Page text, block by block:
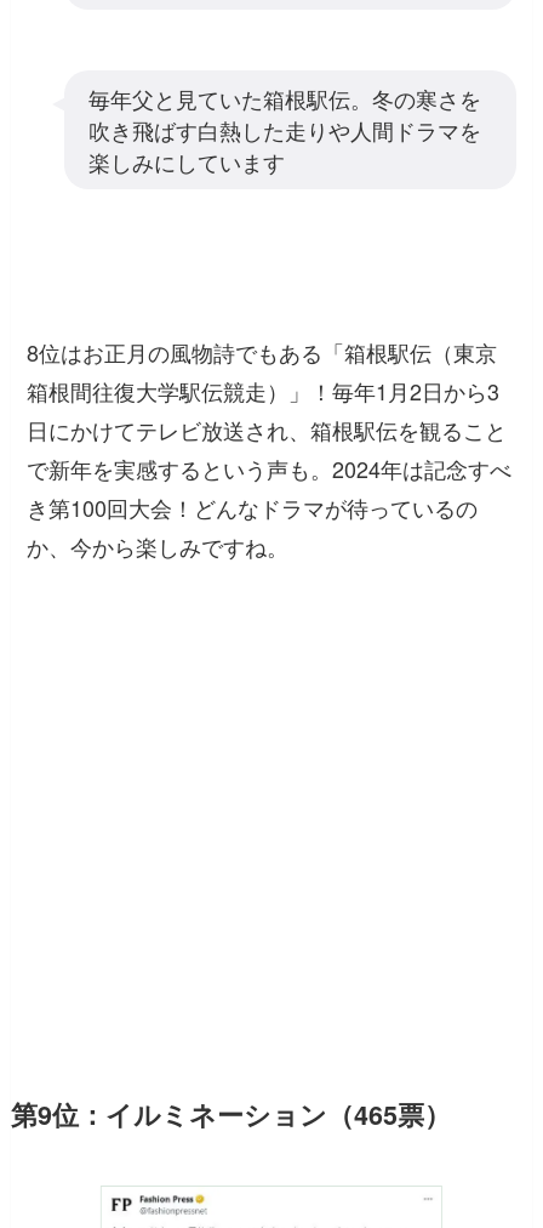
毎年父と見ていた箱根駅伝。冬の寒さを
吹き飛ばす白熱した走りや人間ドラマを
楽しみにしています
8位はお正月の風物詩でもある「箱根駅伝（東京
箱根間往復大学駅伝競走）」！毎年1月2日から3
日にかけてテレビ放送され、箱根駅伝を観ること
で新年を実感するという声も。2024年は記念すべ
き第100回大会！どんなドラマが待っているの
か、今から楽しみですね。
第9位：イルミネーション（465票）